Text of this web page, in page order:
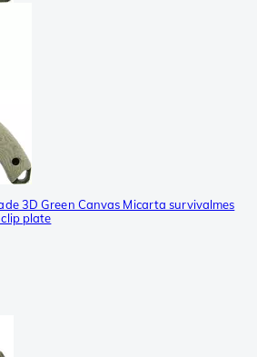
3D Green Canvas Micarta survivalmes
plate